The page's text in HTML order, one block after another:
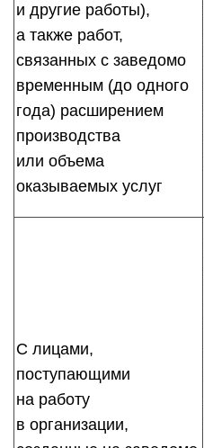
и другие работы),
а также работ,
связанных с заведомо
временным (до одного
года) расширением
производства
или объема
оказываемых услуг
С лицами,
поступающими
на работу
в организации,